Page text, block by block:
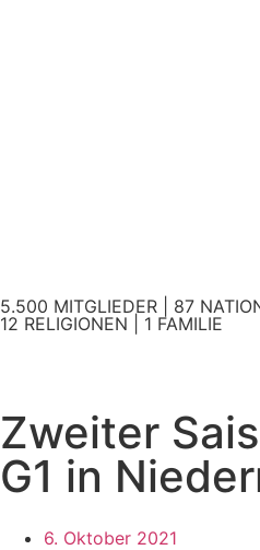
5.500 MITGLIEDER | 87
12 RELIGIONEN | 1 FAMILIE
Zweiter
G1 in
6. Oktober 2021